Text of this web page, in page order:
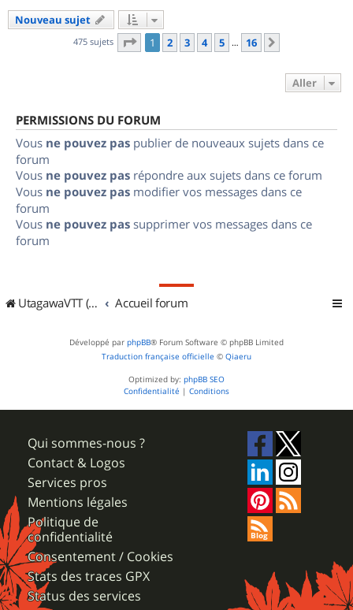
Nouveau sujet
475 sujets Page 1sur
1 2 3 4 5 … 16
Aller
PERMISSIONS DU FORUM
Vous ne pouvez pas publier de nouveaux sujets dans ce
forum
Vous ne pouvez pas répondre aux sujets dans ce forum
Vous ne pouvez pas modifier vos messages dans ce
forum
Vous ne pouvez pas supprimer vos messages dans ce
forum
UtagawaVTT (Randos VTT et VTTAE avec traces GPS) Accueil forum
Développé par phpBB® Forum Software © phpBB Limited
Traduction française officielle © Qiaeru
Optimized by: phpBB SEO
Confidentialité | Conditions
Qui sommes-nous ?
Contact & Logos
Services pros
Mentions légales
Politique de
confidentialité
Consentement / Cookies
Stats des traces GPX
Status des services